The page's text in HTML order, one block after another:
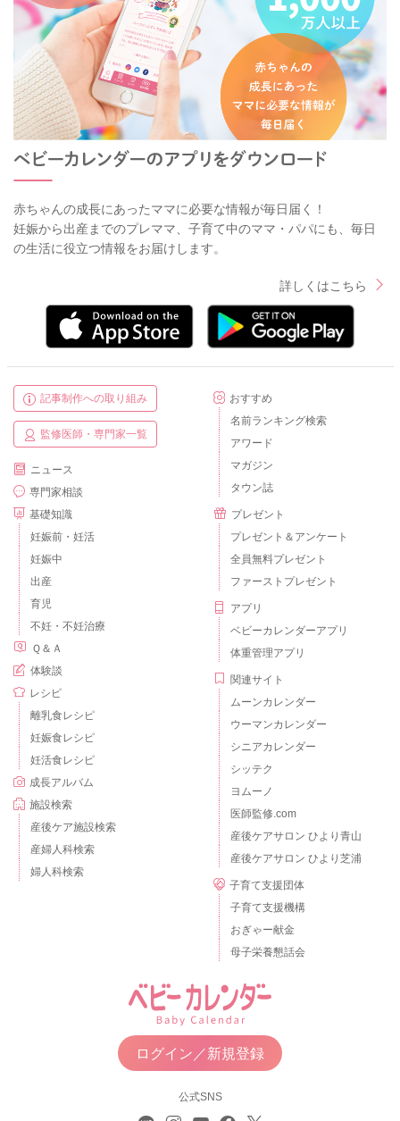
赤ちゃんの成長にあったママに必要な情報が毎日届く！
妊娠から出産までのプレママ、子育て中のママ・パパにも、毎日
の生活に役立つ情報をお届けします。
詳しくはこちら
記事制作への取り組み
監修医師・専門家一覧
ニュース
専門家相談
基礎知識
妊娠前・妊活
妊娠中
出産
育児
不妊・不妊治療
Ｑ＆Ａ
体験談
レシピ
離乳食レシピ
妊娠食レシピ
妊活食レシピ
成長アルバム
施設検索
産後ケア施設検索
産婦人科検索
婦人科検索
おすすめ
名前ランキング検索
アワード
マガジン
タウン誌
プレゼント
プレゼント＆アンケート
全員無料プレゼント
ファーストプレゼント
アプリ
ベビーカレンダーアプリ
体重管理アプリ
関連サイト
ムーンカレンダー
ウーマンカレンダー
シニアカレンダー
シッテク
ヨムーノ
医師監修.com
産後ケアサロン ひより青山
産後ケアサロン ひより芝浦
子育て支援団体
子育て支援機構
おぎゃー献金
母子栄養懇話会
ログイン／新規登録
公式SNS